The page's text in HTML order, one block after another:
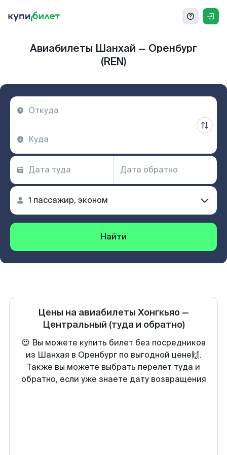
Авиабилеты Шанхай — Оренбург
(REN)
Найти
Цены на авиабилеты Хонгкьяо —
Центральный (туда и обратно)
😍 Вы можете купить билет без посредников
из Шанхая в Оренбург по выгодной цене🙌.
Также вы можете выбрать перелет туда и
обратно, если уже знаете дату возвращения